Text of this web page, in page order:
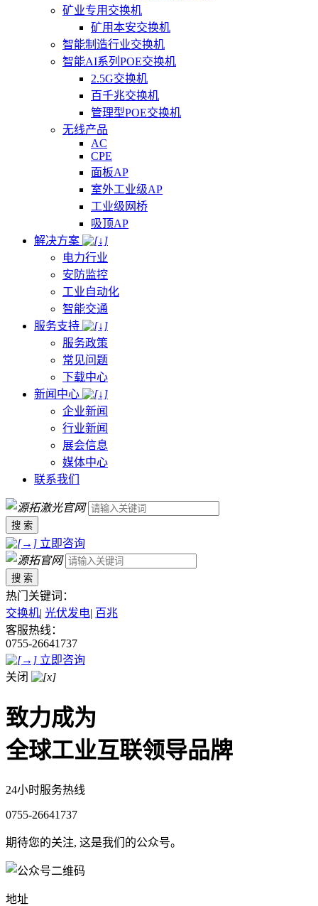
矿业专用交换机
矿用本安交换机
智能制造行业交换机
智能AI系列POE交换机
2.5G交换机
百千兆交换机
管理型POE交换机
无线产品
AC
CPE
面板AP
室外工业级AP
工业级网桥
吸顶AP
解决方案
电力行业
安防监控
工业自动化
智能交通
服务支持
服务政策
常见问题
下载中心
新闻中心
企业新闻
行业新闻
展会信息
媒体中心
联系我们
搜 索
立即咨询
搜 索
热门关键词：
交换机| 光伏发电| 百兆
客服热线：
0755-26641737
立即咨询
关闭
致力成为
全球工业互联领导品牌
24小时服务热线
0755-26641737
期待您的关注, 这是我们的公众号。
地址